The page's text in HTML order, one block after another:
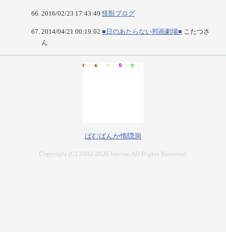
2016/02/23 17:43:49 怪獣ブログ
2014/04/21 00:19:02 ■日のあたらない邦画劇場■ こたつさ
ん
ばむばんか惰隠洞
Copyright (C) 2002-2026 hatena. All Rights Reserved.